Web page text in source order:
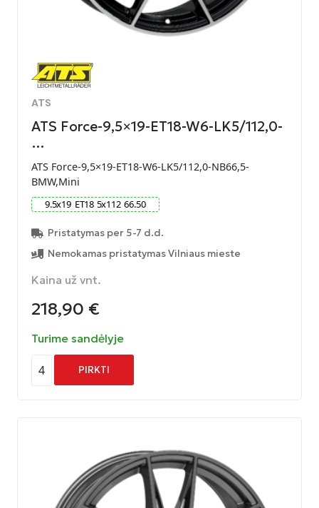
ATS
ATS Force-9,5×19-ET18-W6-LK5/112,0-
…
ATS Force-9,5×19-ET18-W6-LK5/112,0-NB66,5-
BMW,Mini
9.5x19 ET18 5x112 66.50
Pristatymas per 5-7 d.d.
Nemokamas pristatymas Vilniaus mieste
Kaina už vnt.
218,90 €
Turime sandėlyje
4 PIRKTI